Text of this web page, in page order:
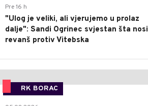
Pre 16 h
"Ulog je veliki, ali vjerujemo u prolaz
dalje": Sandi Ogrinec svjestan šta nosi
revanš protiv Vitebska
RK BORAC